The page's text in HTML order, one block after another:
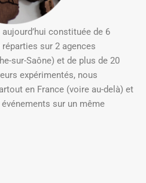
constituée de 6
sur 2 agences
sur-Saône) et de plus de 20
expérimentés, nous
en France (voire au-delà) et
sur un même